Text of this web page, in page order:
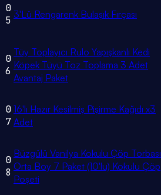
0
5 3'Lü Rengarenk Bulaşık Fırçası
0
6
Tüy Toplayıcı Rulo Yapışkanlı Kedi
Köpek Tüyü Toz Toplama 3 Adet
Avantaj Paket
0
7
16'lı Hazır Kesilmiş Pişirme Kağıdı x3
Adet
0
8
Büzgülü Vanilya Kokulu Çöp Torbası
Orta Boy 7 Paket (10'lu) Kokulu Çöp
Poşeti